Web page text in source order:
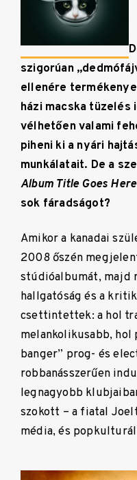
szigorúan
ellenére
házi macska tüzelés
vélhetően valami
piheni ki a nyári
munkálatait. De a
Album Title Goes Here
sok fáradságot?
Amikor a kanadai
2008 őszén
stúdióalbumát, majd
hallgatóság és a
csettintettek: a hol
melankolikusabb,
banger” prog- és
robbanásszerűen
legnagyobb
szokott – a fiatal
média, és